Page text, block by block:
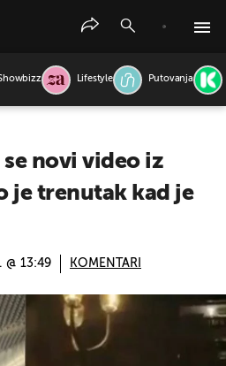
Lifestyle Putovanja
novi video iz
je trenutak kad je
@ 13:49 KOMENTARI